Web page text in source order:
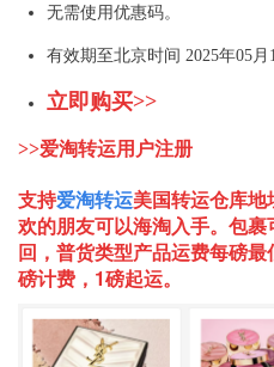
无需使用优惠码。
有效期至北京时间 2025年05月
立即购买>>
>>爱淘转运用户注册
支持爱淘转运美国转运仓库地
欢的朋友可以海淘入手。包
回，普货类型产品运费每磅
磅计费，1磅起运。